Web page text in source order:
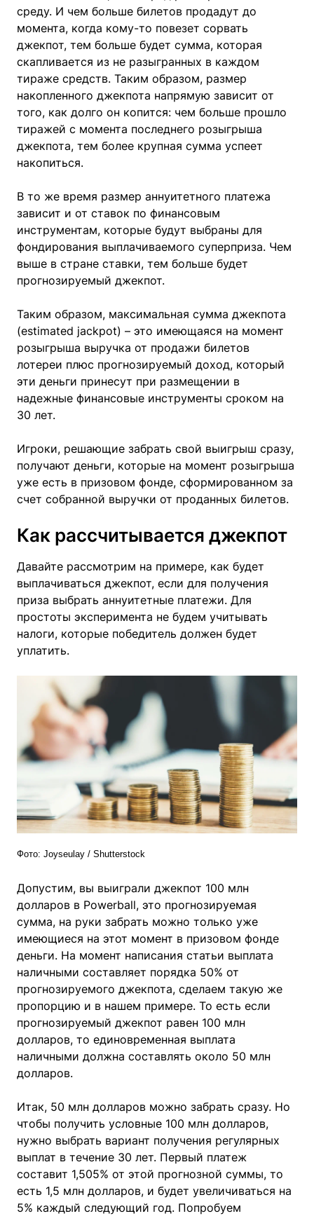
среду. И чем больше билетов продадут до
момента, когда кому-то повезет сорвать
джекпот, тем больше будет сумма, которая
скапливается из не разыгранных в каждом
тираже средств. Таким образом, размер
накопленного джекпота напрямую зависит от
того, как долго он копится: чем больше прошло
тиражей с момента последнего розыгрыша
джекпота, тем более крупная сумма успеет
накопиться.
В то же время размер аннуитетного платежа
зависит и от ставок по финансовым
инструментам, которые будут выбраны для
фондирования выплачиваемого суперприза. Чем
выше в стране ставки, тем больше будет
прогнозируемый джекпот.
Таким образом, максимальная сумма джекпота
(estimated jackpot) – это имеющаяся на момент
розыгрыша выручка от продажи билетов
лотереи плюс прогнозируемый доход, который
эти деньги принесут при размещении в
надежные финансовые инструменты сроком на
30 лет.
Игроки, решающие забрать свой выигрыш сразу,
получают деньги, которые на момент розыгрыша
уже есть в призовом фонде, сформированном за
счет собранной выручки от проданных билетов.
Как рассчитывается джекпот
Давайте рассмотрим на примере, как будет
выплачиваться джекпот, если для получения
приза выбрать аннуитетные платежи. Для
простоты эксперимента не будем учитывать
налоги, которые победитель должен будет
уплатить.
Фото: Joyseulay / Shutterstock
Допустим, вы выиграли джекпот 100 млн
долларов в Powerball, это прогнозируемая
сумма, на руки забрать можно только уже
имеющиеся на этот момент в призовом фонде
деньги. На момент написания статьи выплата
наличными составляет порядка 50% от
прогнозируемого джекпота, сделаем такую же
пропорцию и в нашем примере. То есть если
прогнозируемый джекпот равен 100 млн
долларов, то единовременная выплата
наличными должна составлять около 50 млн
долларов.
Итак, 50 млн долларов можно забрать сразу. Но
чтобы получить условные 100 млн долларов,
нужно выбрать вариант получения регулярных
выплат в течение 30 лет. Первый платеж
составит 1,505% от этой прогнозной суммы, то
есть 1,5 млн долларов, и будет увеличиваться на
5% каждый следующий год. Попробуем